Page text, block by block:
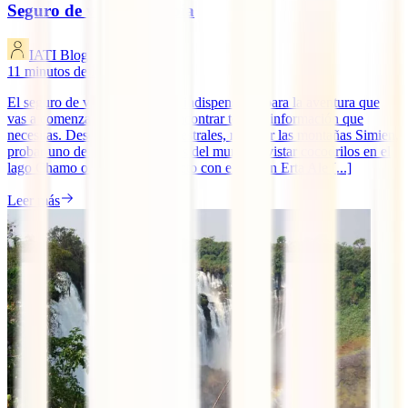
Seguro de viaje a Etiopía
IATI Blog
11 minutos de lectura
El seguro de viaje a Etiopía es indispensable para la aventura que
vas a comenzar y aquí vas a encontrar toda la información que
necesitas. Descubrir tribus ancestrales, recorrer las montañas Simien,
probar uno de los mejores cafés del mundo, avistar cocodrilos en el
lago Chamo o alucinar en directo con el volcán Erta Ale [...]
Leer más